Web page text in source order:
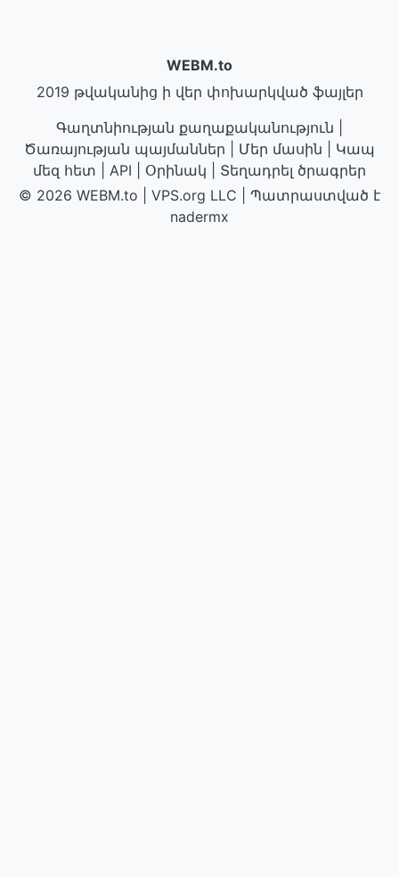
WEBM.to
2019 թվականից ի վեր փոխարկված ֆայլեր
Գաղտնիության քաղաքականություն
Ծառայության պայմաններ
Մեր մասին
Կապ
մեզ հետ
API Օրինակ
Տեղադրել ծրագրեր
© 2026 WEBM.to
VPS.org LLC | Պատրաստված է
nadermx